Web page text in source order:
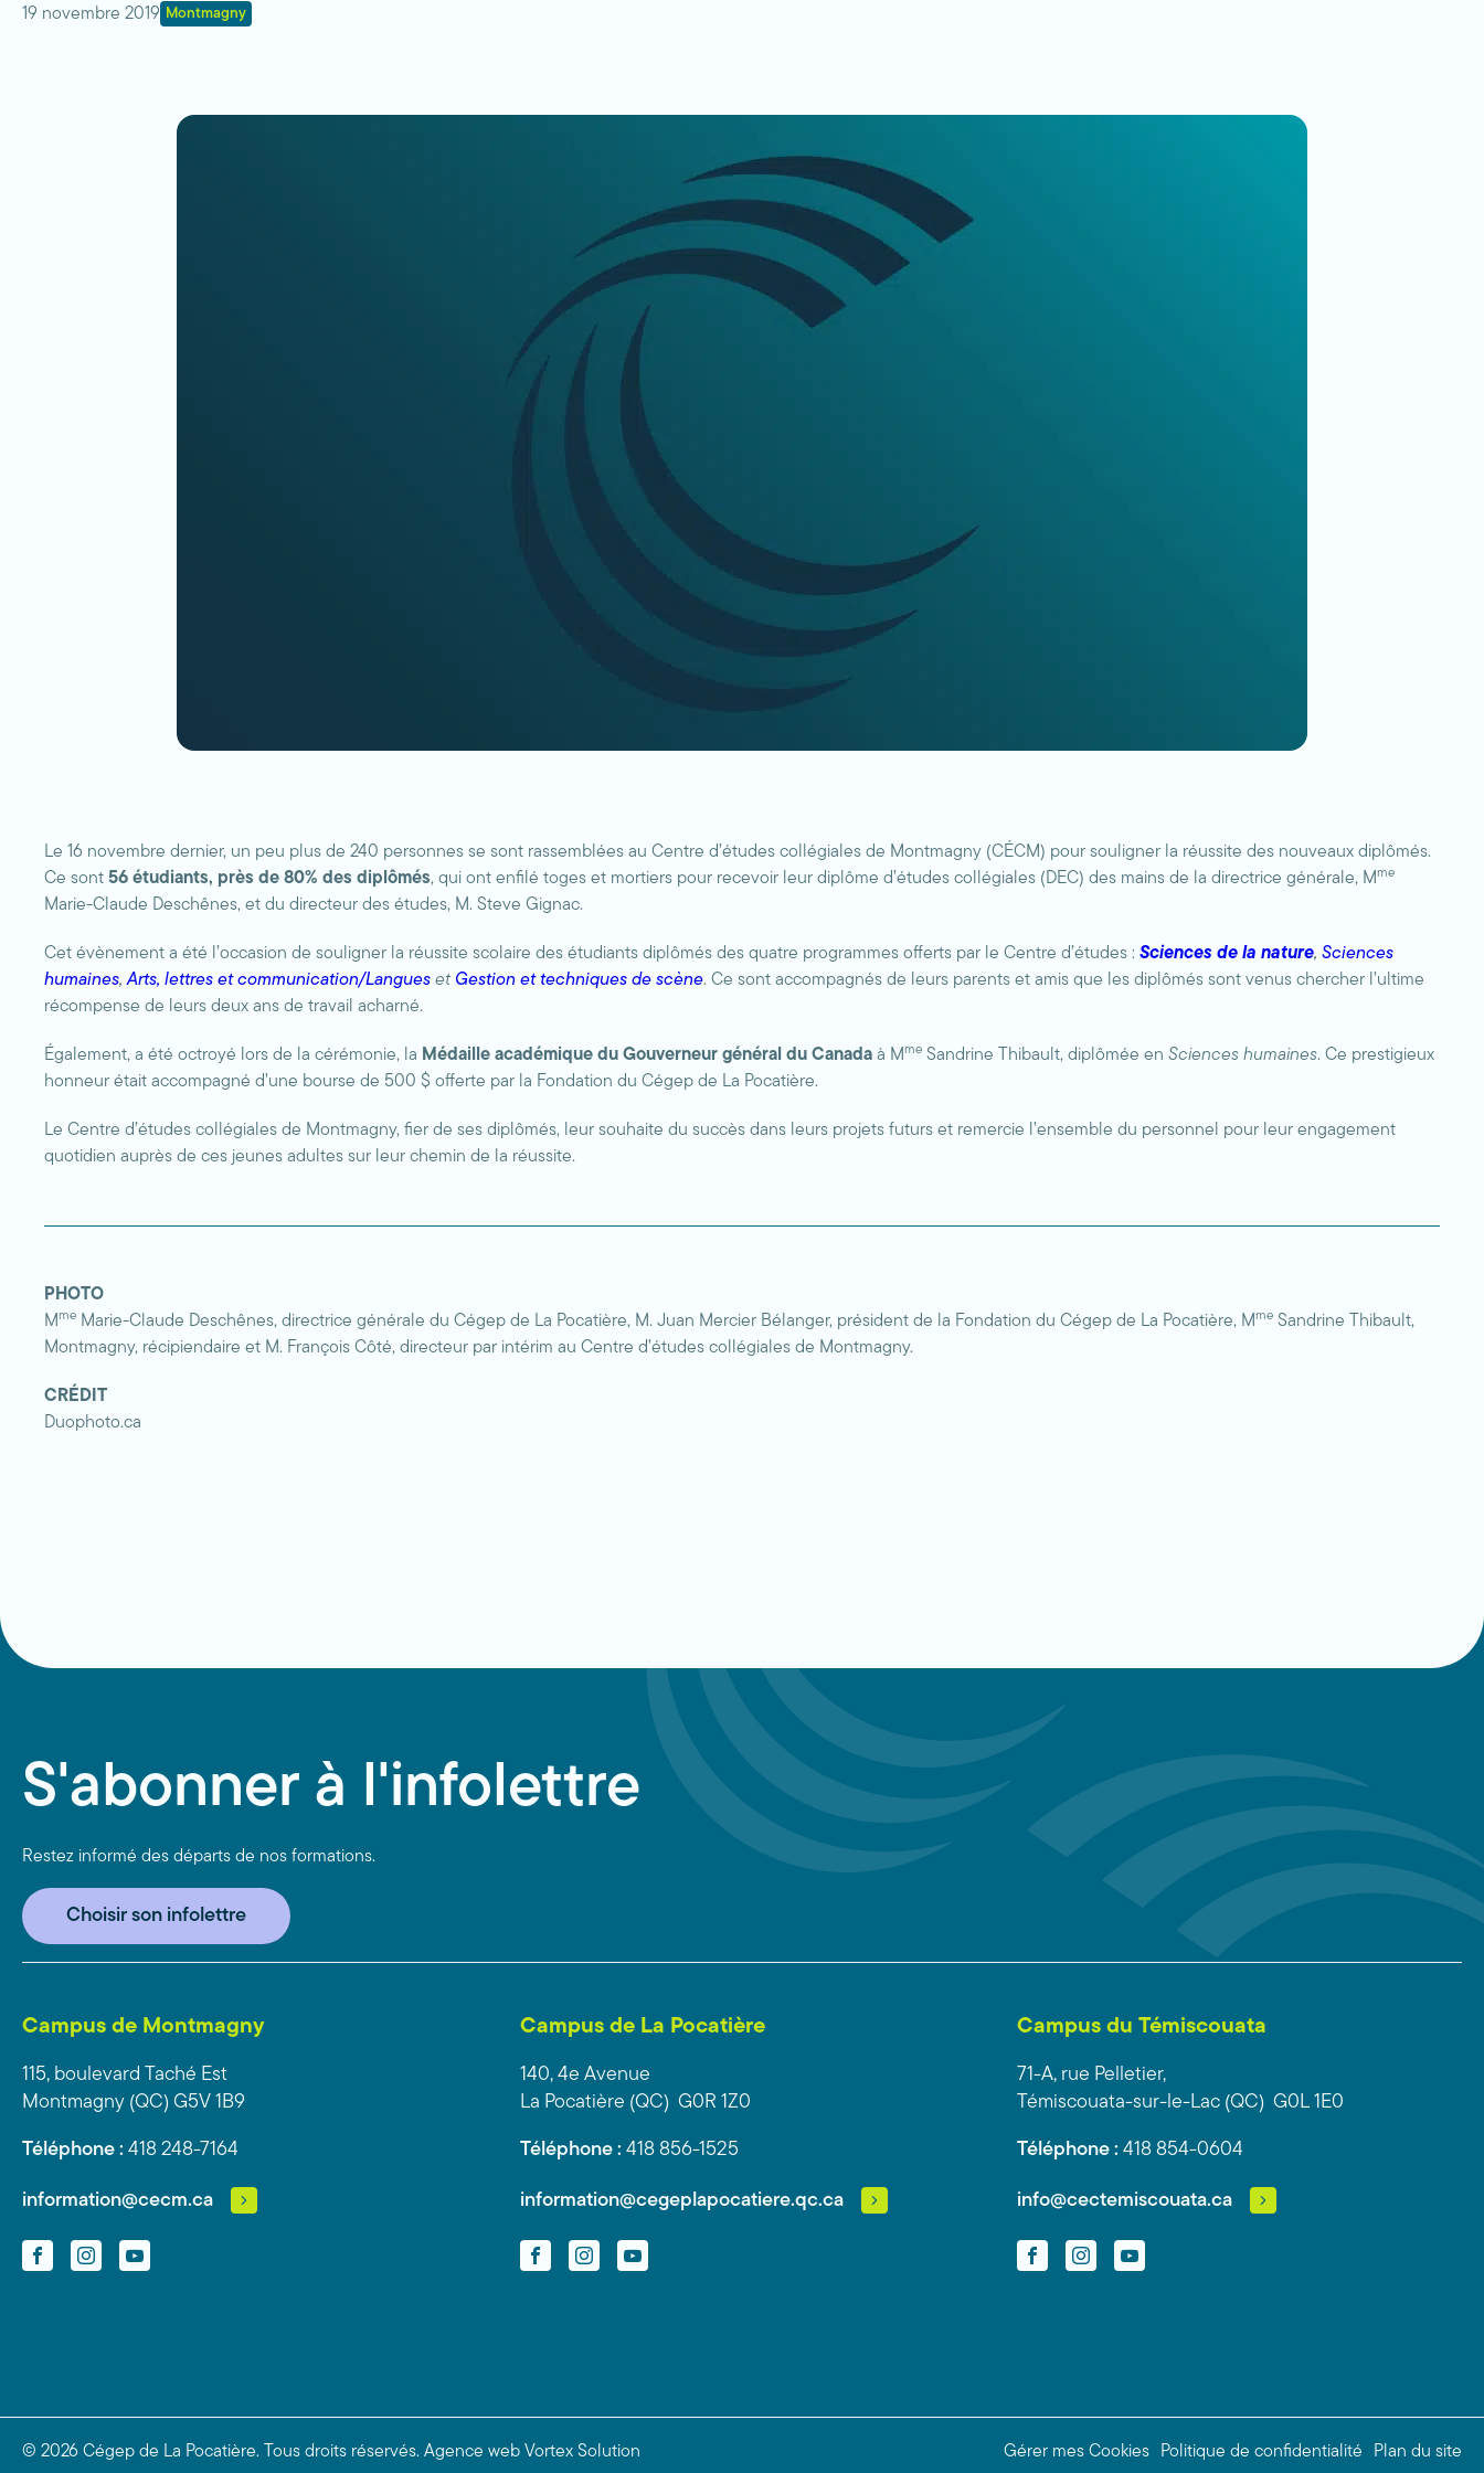
19 novembre 2019 Montmagny
Le 16 novembre dernier, un peu plus de 240 personnes se sont rassemblées au Centre d’études collégiales de Montmagny (CÉCM) pour souligner la réussite des nouveaux diplômés.
Ce sont 56 étudiants, près de 80% des diplômés, qui ont enfilé toges et mortiers pour recevoir leur diplôme d’études collégiales (DEC) des mains de la directrice générale, Mme
Marie-Claude Deschênes, et du directeur des études, M. Steve Gignac.
Cet évènement a été l’occasion de souligner la réussite scolaire des étudiants diplômés des quatre programmes offerts par le Centre d’études : Sciences de la nature, Sciences
humaines, Arts, lettres et communication/Langues et Gestion et techniques de scène. Ce sont accompagnés de leurs parents et amis que les diplômés sont venus chercher l’ultime
récompense de leurs deux ans de travail acharné.
Également, a été octroyé lors de la cérémonie, la Médaille académique du Gouverneur général du Canada à Mme Sandrine Thibault, diplômée en Sciences humaines. Ce prestigieux
honneur était accompagné d’une bourse de 500 $ offerte par la Fondation du Cégep de La Pocatière.
Le Centre d’études collégiales de Montmagny, fier de ses diplômés, leur souhaite du succès dans leurs projets futurs et remercie l’ensemble du personnel pour leur engagement
quotidien auprès de ces jeunes adultes sur leur chemin de la réussite.
PHOTO
Mme Marie-Claude Deschênes, directrice générale du Cégep de La Pocatière, M. Juan Mercier Bélanger, président de la Fondation du Cégep de La Pocatière, Mme Sandrine Thibault,
Montmagny, récipiendaire et M. François Côté, directeur par intérim au Centre d’études collégiales de Montmagny.
CRÉDIT
Duophoto.ca
S'abonner à l'infolettre
Restez informé des départs de nos formations.
Choisir son infolettre
Campus de Montmagny
115, boulevard Taché Est
Montmagny (QC) G5V 1B9
Téléphone : 418 248-7164
information@cecm.ca
FacebookInstagramYouTube
Campus de La Pocatière
140, 4e Avenue
La Pocatière (QC) G0R 1Z0
Téléphone : 418 856-1525
information@cegeplapocatiere.qc.ca
FacebookInstagramYouTube
Campus du Témiscouata
71-A, rue Pelletier,
Témiscouata-sur-le-Lac (QC) G0L 1E0
Téléphone : 418 854-0604
info@cectemiscouata.ca
FacebookInstagramYouTube
© 2026 Cégep de La Pocatière. Tous droits réservés. Agence web Vortex Solution Gérer mes Cookies Politique de confidentialité Plan du site